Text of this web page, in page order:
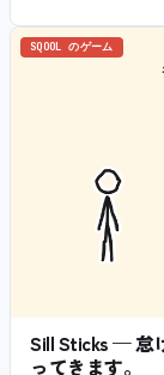
SQOOL のゲーム
Sill Sticks — 怠
ってきます。